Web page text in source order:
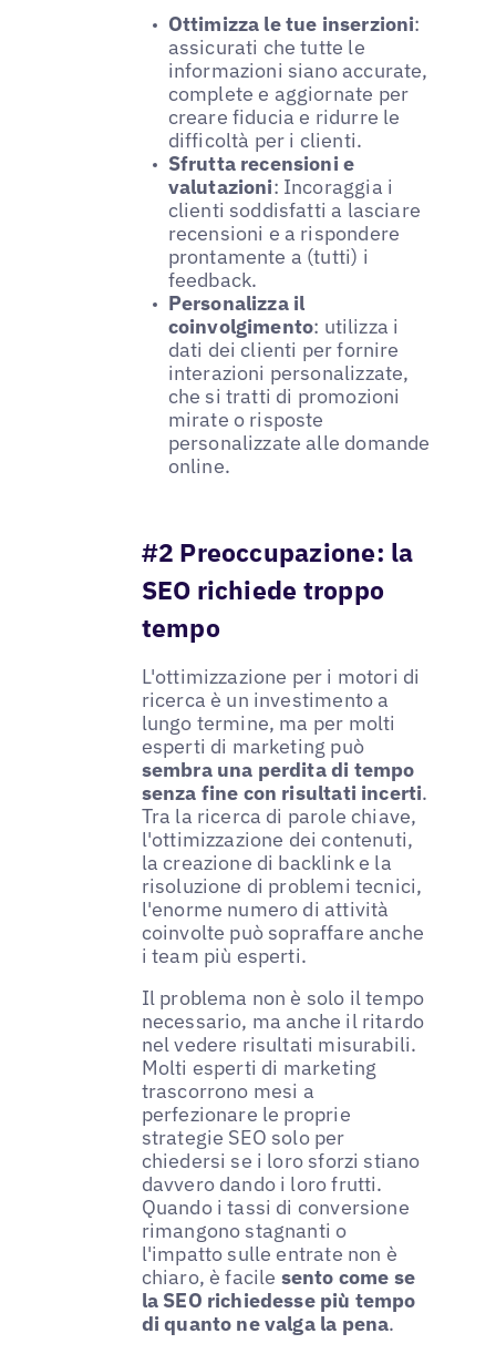
Ottimizza le tue inserzioni:
assicurati che tutte le
informazioni siano accurate,
complete e aggiornate per
creare fiducia e ridurre le
difficoltà per i clienti.
Sfrutta recensioni e
valutazioni: Incoraggia i
clienti soddisfatti a lasciare
recensioni e a rispondere
prontamente a (tutti) i
feedback.
Personalizza il
coinvolgimento: utilizza i
dati dei clienti per fornire
interazioni personalizzate,
che si tratti di promozioni
mirate o risposte
personalizzate alle domande
online.
#2 Preoccupazione: la
SEO richiede troppo
tempo
L'ottimizzazione per i motori di
ricerca è un investimento a
lungo termine, ma per molti
esperti di marketing può
sembra una perdita di tempo
senza fine con risultati incerti.
Tra la ricerca di parole chiave,
l'ottimizzazione dei contenuti,
la creazione di backlink e la
risoluzione di problemi tecnici,
l'enorme numero di attività
coinvolte può sopraffare anche
i team più esperti.
Il problema non è solo il tempo
necessario, ma anche il ritardo
nel vedere risultati misurabili.
Molti esperti di marketing
trascorrono mesi a
perfezionare le proprie
strategie SEO solo per
chiedersi se i loro sforzi stiano
davvero dando i loro frutti.
Quando i tassi di conversione
rimangono stagnanti o
l'impatto sulle entrate non è
chiaro, è facile sento come se
la SEO richiedesse più tempo
di quanto ne valga la pena.